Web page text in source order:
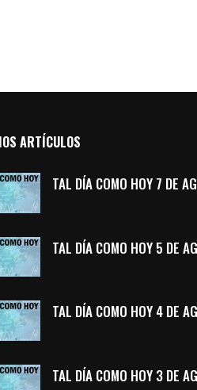
ARTÍCULOS
TAL DÍA COMO HOY 7 DE
TAL DÍA COMO HOY 5 DE
TAL DÍA COMO HOY 4 DE
TAL DÍA COMO HOY 3 DE